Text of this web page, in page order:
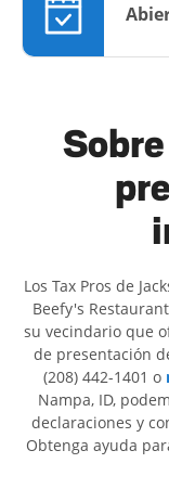
Los Tax Pros de
Beefy's
su vecindario que
de presentación
(208) 442-1401 o
Nampa, ID,
declaraciones y
Obtenga ayuda
simples o